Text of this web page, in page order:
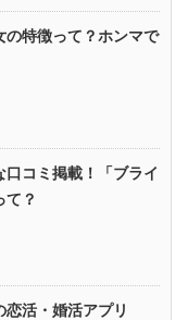
の特徴って？ホンマで
コミ掲載！「ブライ
て？
恋活・婚活アプリ